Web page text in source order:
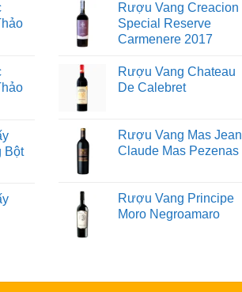
Bột
Rượu Vang Creacion
Special Reserve
Carmenere 2017
Rượu Vang Chateau
De Calebret
Rượu Vang Mas Jean
Claude Mas Pezenas
Rượu Vang Principe
Moro Negroamaro